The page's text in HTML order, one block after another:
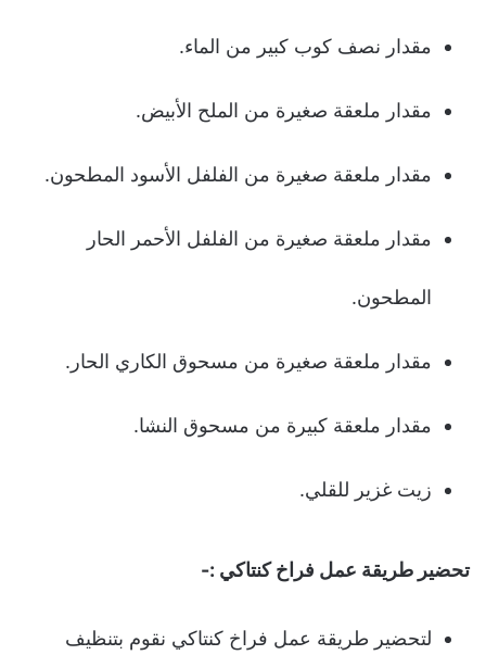
مقدار نصف كوب كبير من الماء.
مقدار ملعقة صغيرة من الملح الأبيض.
مقدار ملعقة صغيرة من الفلفل الأسود المطحون.
مقدار ملعقة صغيرة من الفلفل الأحمر الحار
المطحون.
مقدار ملعقة صغيرة من مسحوق الكاري الحار.
مقدار ملعقة كبيرة من مسحوق النشا.
زيت غزير للقلي.
تحضير طريقة عمل فراخ كنتاكي :-
لتحضير طريقة عمل فراخ كنتاكي نقوم بتنظيف